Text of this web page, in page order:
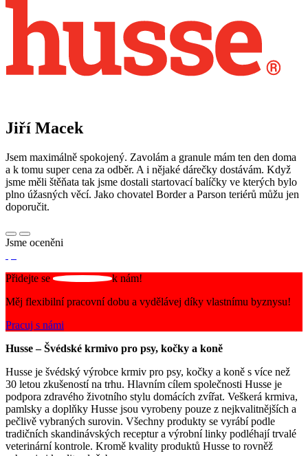
Jiří Macek
Jsem maximálně spokojený. Zavolám a granule mám ten den doma
a k tomu super cena za odběr. A i nějaké dárečky dostávám. Když
jsme měli štěňata tak jsme dostali startovací balíčky ve kterých bylo
plno úžasných věcí. Jako chovatel Border a Parson teriérů můžu jen
doporučit.
Jsme oceněni
Přidejte se
k nám!
Měj flexibilní pracovní dobu a vydělávej díky vlastnímu byznysu!
Pracuj s námi
Husse – Švédské krmivo pro psy, kočky a koně
Husse je švédský výrobce krmiv pro psy, kočky a koně s více než
30 letou zkušeností na trhu. Hlavním cílem společnosti Husse je
podpora zdravého životního stylu domácích zvířat. Veškerá krmiva,
pamlsky a doplňky Husse jsou vyrobeny pouze z nejkvalitnějších a
pečlivě vybraných surovin. Všechny produkty se vyrábí podle
tradičních skandinávských receptur a výrobní linky podléhají trvalé
veterinární kontrole. Kromě kvality produktů Husse to rovněž